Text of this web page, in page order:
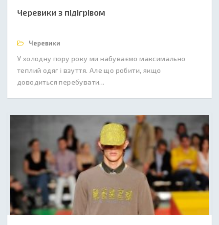
Черевики з підігрівом
Черевики
У холодну пору року ми набуваємо максимально
теплий одяг і взуття. Але що робити, якщо
доводиться перебувати...